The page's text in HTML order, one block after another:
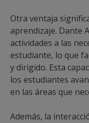
Otra ventaja
aprendizaje. Dante
actividades a las
estudiante, lo que
y dirigido. Esta
los estudiantes
en las áreas que
Además, la